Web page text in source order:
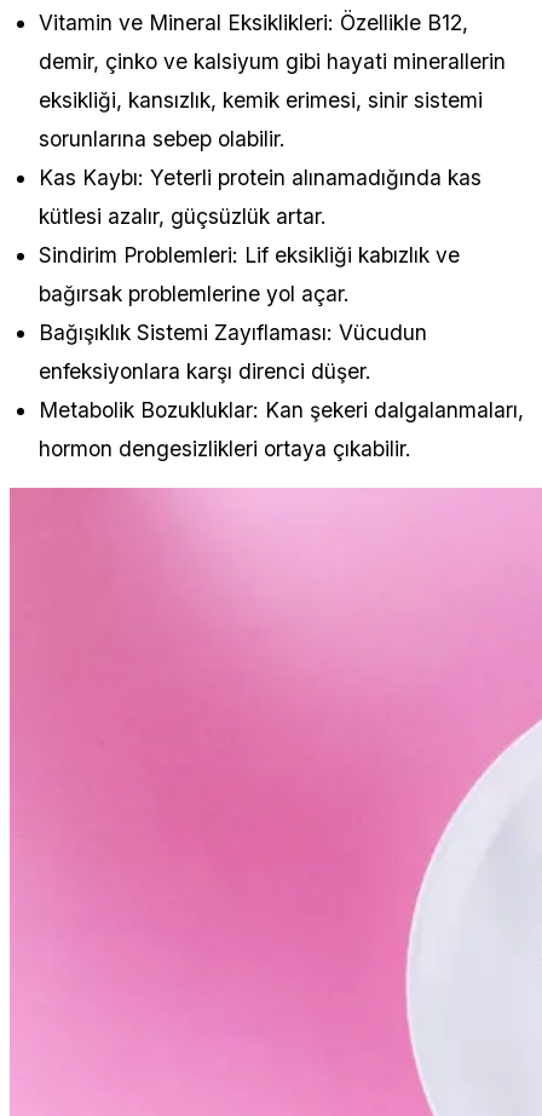
Vitamin ve Mineral Eksiklikleri: Özellikle B12,
demir, çinko ve kalsiyum gibi hayati minerallerin
eksikliği, kansızlık, kemik erimesi, sinir sistemi
sorunlarına sebep olabilir.
Kas Kaybı: Yeterli protein alınamadığında kas
kütlesi azalır, güçsüzlük artar.
Sindirim Problemleri: Lif eksikliği kabızlık ve
bağırsak problemlerine yol açar.
Bağışıklık Sistemi Zayıflaması: Vücudun
enfeksiyonlara karşı direnci düşer.
Metabolik Bozukluklar: Kan şekeri dalgalanmaları,
hormon dengesizlikleri ortaya çıkabilir.